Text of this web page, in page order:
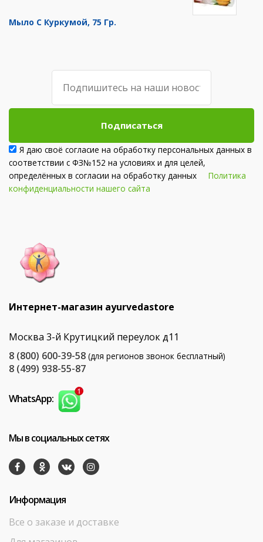
Мыло С Куркумой, 75 Гр.
Подписаться
Я даю своё согласие на обработку персональных данных в
соответствии с ФЗ№152 на условиях и для целей,
определённых в согласии на обработку данных Политика
конфиденциальности нашего сайта
Интернет-магазин ayurvedastore
Москва 3-й Крутицкий переулок д11
8 (800) 600-39-58 (для регионов звонок бесплатный)
8 (499) 938-55-87
WhatsApp:
Мы в социальных сетях
Информация
Все о заказе и доставке